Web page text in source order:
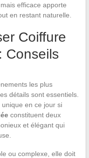
efficace apporte
en restant naturelle.
Coiffure
Conseils
les plus
détails sont essentiels.
en ce jour si
constituent deux
et élégant qui
ou complexe, elle doit